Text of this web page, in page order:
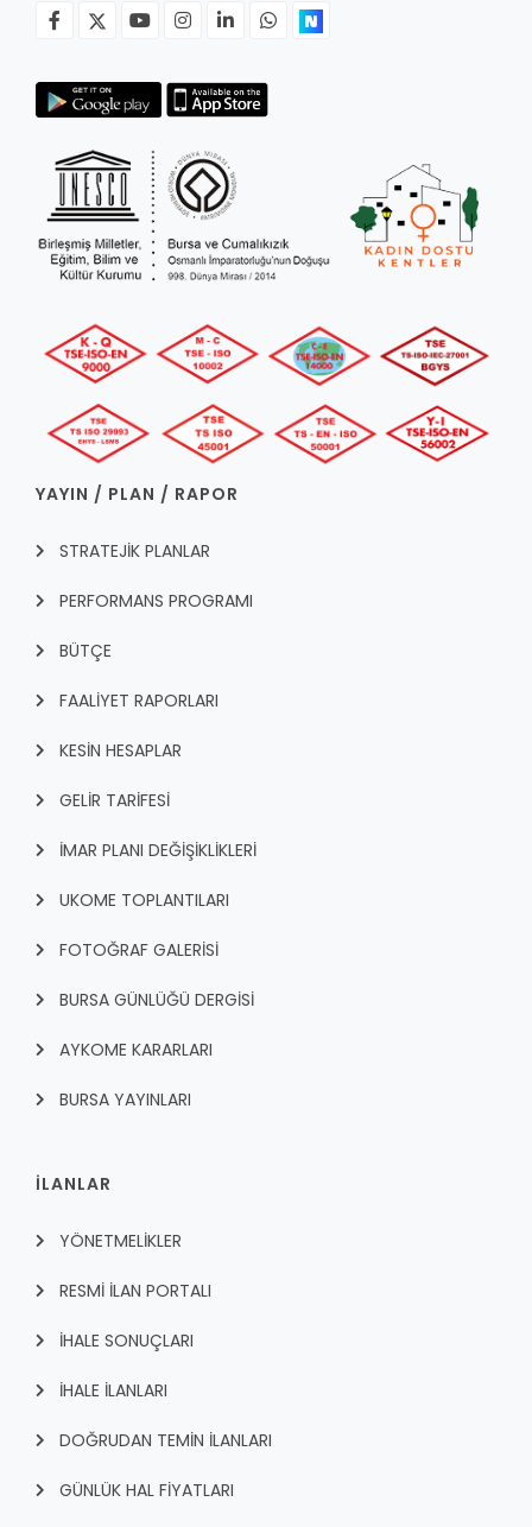
YAYIN / PLAN / RAPOR
STRATEJİK PLANLAR
PERFORMANS PROGRAMI
BÜTÇE
FAALİYET RAPORLARI
KESİN HESAPLAR
GELİR TARİFESİ
İMAR PLANI DEĞİŞİKLİKLERİ
UKOME TOPLANTILARI
FOTOĞRAF GALERİSİ
BURSA GÜNLÜĞÜ DERGİSİ
AYKOME KARARLARI
BURSA YAYINLARI
İLANLAR
YÖNETMELİKLER
RESMİ İLAN PORTALI
İHALE SONUÇLARI
İHALE İLANLARI
DOĞRUDAN TEMİN İLANLARI
GÜNLÜK HAL FİYATLARI